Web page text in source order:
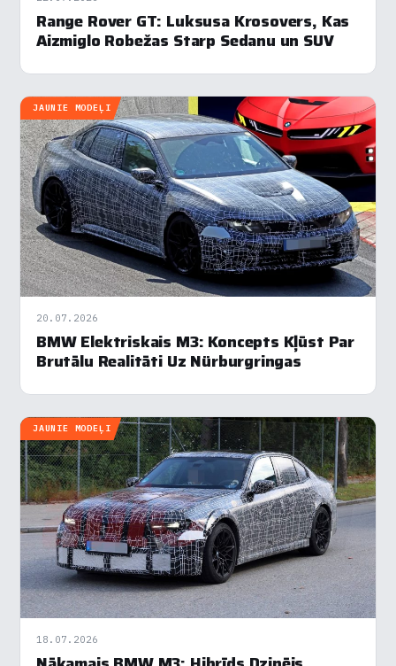
Range Rover GT: Luksusa Krosovers, Kas
Aizmiglo Robežas Starp Sedanu un SUV
JAUNIE MODEĻI
20.07.2026
BMW Elektriskais M3: Koncepts Kļūst Par
Brutālu Realitāti Uz Nürburgringas
JAUNIE MODEĻI
18.07.2026